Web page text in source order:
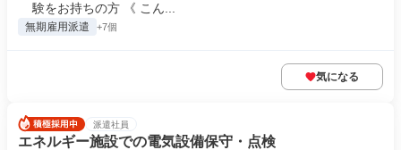
験をお持ちの方 《 こん...
無期雇用派遣 +7個
気になる
派遣社員
エネルギー施設での電気設備保守・点検